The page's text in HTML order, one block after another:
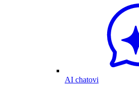
AI chatovi